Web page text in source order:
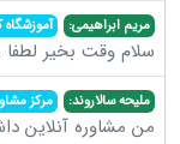
مریم ابراهیمی: آموزشگاه
سلام وقت بخیر لطفا
ملیحه سالاروند: مرکز
من مشاوره آنلاین